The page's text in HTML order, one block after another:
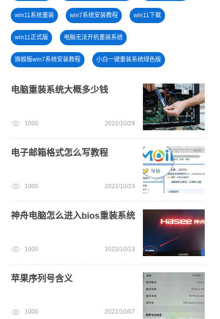
win11系统重装 win7系统安装教程 win11下载
win11正式版 电脑无法开机重装系统
旗舰版win7系统安装教程 小白一键重装系统绿色版
win11最低硬件要求 小白一键重装系统win10教程
win11怎么退回win10
电脑重装系统大概多少钱
1000 2022/10/29
电子邮箱格式怎么写教程
1000 2022/10/23
神舟电脑怎么进入bios重装系统
1000 2022/10/13
苹果序列号含义
1000 2022/10/07